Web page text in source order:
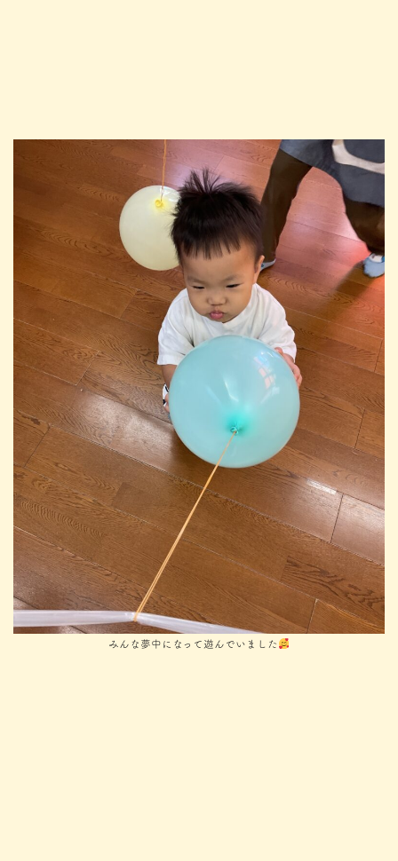
みんな夢中になって遊んでいました